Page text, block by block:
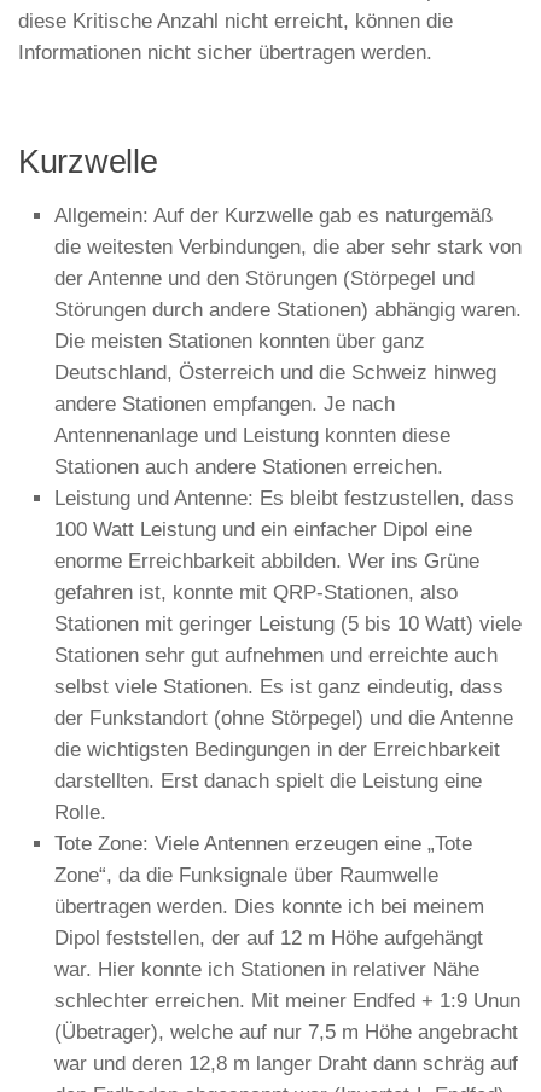
diese Kritische Anzahl nicht erreicht, können die
Informationen nicht sicher übertragen werden.
Kurzwelle
Allgemein: Auf der Kurzwelle gab es naturgemäß
die weitesten Verbindungen, die aber sehr stark von
der Antenne und den Störungen (Störpegel und
Störungen durch andere Stationen) abhängig waren.
Die meisten Stationen konnten über ganz
Deutschland, Österreich und die Schweiz hinweg
andere Stationen empfangen. Je nach
Antennenanlage und Leistung konnten diese
Stationen auch andere Stationen erreichen.
Leistung und Antenne: Es bleibt festzustellen, dass
100 Watt Leistung und ein einfacher Dipol eine
enorme Erreichbarkeit abbilden. Wer ins Grüne
gefahren ist, konnte mit QRP-Stationen, also
Stationen mit geringer Leistung (5 bis 10 Watt) viele
Stationen sehr gut aufnehmen und erreichte auch
selbst viele Stationen. Es ist ganz eindeutig, dass
der Funkstandort (ohne Störpegel) und die Antenne
die wichtigsten Bedingungen in der Erreichbarkeit
darstellten. Erst danach spielt die Leistung eine
Rolle.
Tote Zone: Viele Antennen erzeugen eine „Tote
Zone“, da die Funksignale über Raumwelle
übertragen werden. Dies konnte ich bei meinem
Dipol feststellen, der auf 12 m Höhe aufgehängt
war. Hier konnte ich Stationen in relativer Nähe
schlechter erreichen. Mit meiner Endfed + 1:9 Unun
(Übetrager), welche auf nur 7,5 m Höhe angebracht
war und deren 12,8 m langer Draht dann schräg auf